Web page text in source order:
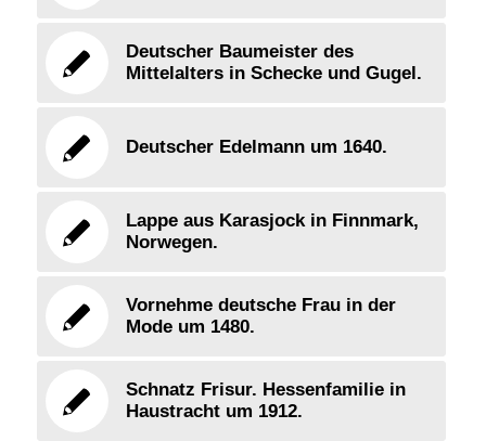
Deutscher Baumeister des
Mittelalters in Schecke und Gugel.
Deutscher Edelmann um 1640.
Lappe aus Karasjock in Finnmark,
Norwegen.
Vornehme deutsche Frau in der
Mode um 1480.
Schnatz Frisur. Hessenfamilie in
Haustracht um 1912.